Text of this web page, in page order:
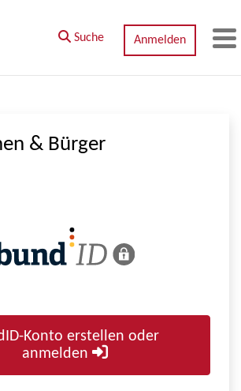
Suche Anmelden
& Bürger
Konto erstellen oder
anmelden